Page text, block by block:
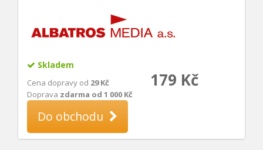
Skladem
Cena dopravy od 29 Kč
Doprava zdarma od 1 000 Kč
179 Kč
Do obchodu